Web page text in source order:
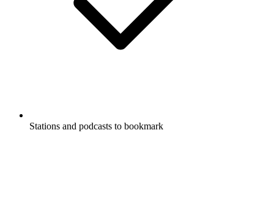
Stations and podcasts to bookmark